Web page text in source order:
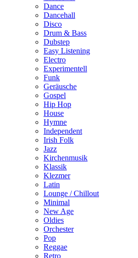
Dance
Dancehall
Disco
Drum & Bass
Dubstep
Easy Listening
Electro
Experimentell
Funk
Geräusche
Gospel
Hip Hop
House
Hymne
Independent
Irish Folk
Jazz
Kirchenmusik
Klassik
Klezmer
Latin
Lounge / Chillout
Minimal
New Age
Oldies
Orchester
Pop
Reggae
Retro